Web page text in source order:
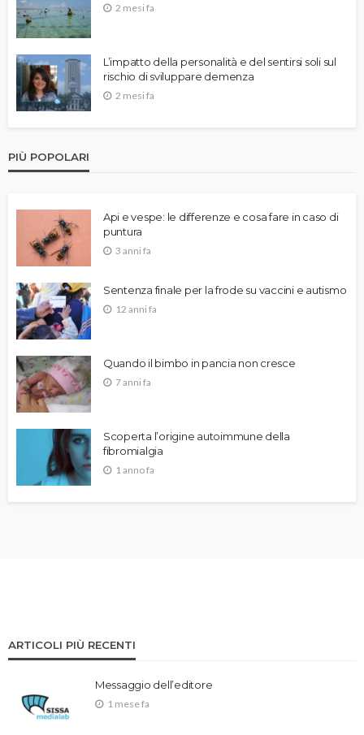
2 mesi fa
L’impatto della personalità e del sentirsi soli sul
rischio di sviluppare demenza
2 mesi fa
PIÙ POPOLARI
Api e vespe: le differenze e cosa fare in caso di
puntura
3 anni fa
Sentenza finale per la frode su vaccini e autismo
12 anni fa
Quando il bimbo in pancia non cresce
7 anni fa
Scoperta l’origine autoimmune della
fibromialgia
1 anno fa
ARTICOLI PIÙ RECENTI
Messaggio dell’editore
1 mese fa